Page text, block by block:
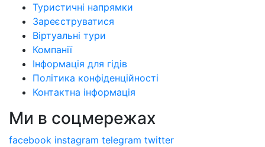
Туристичні напрямки
Зареєструватися
Віртуальні тури
Компанії
Інформація для гідів
Політика конфіденційності
Контактна інформація
Ми в соцмережах
facebook instagram telegram twitter